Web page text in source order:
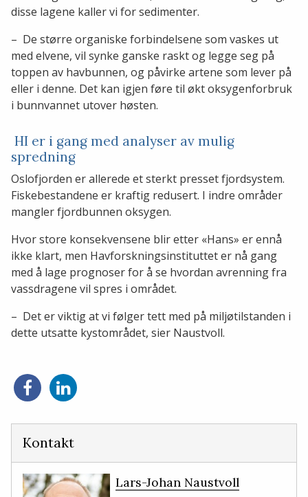
disse lagene kaller vi for sedimenter.
– De større organiske forbindelsene som vaskes ut
med elvene, vil synke ganske raskt og legge seg på
toppen av havbunnen, og påvirke artene som lever på
eller i denne. Det kan igjen føre til økt oksygenforbruk
i bunnvannet utover høsten.
HI er i gang med analyser av mulig
spredning
Oslofjorden er allerede et sterkt presset fjordsystem.
Fiskebestandene er kraftig redusert. I indre områder
mangler fjordbunnen oksygen.
Hvor store konsekvensene blir etter «Hans» er ennå
ikke klart, men Havforskningsinstituttet er nå gang
med å lage prognoser for å se hvordan avrenning fra
vassdragene vil spres i området.
– Det er viktig at vi følger tett med på miljøtilstanden i
dette utsatte kystområdet, sier Naustvoll.
Del
på
Del
på
Kontakt
Lars-Johan Naustvoll